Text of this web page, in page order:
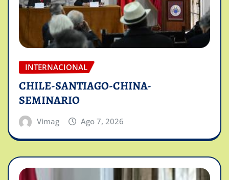
INTERNACIONAL
CHILE-SANTIAGO-CHINA-
SEMINARIO
Vimag Ago 7, 2026